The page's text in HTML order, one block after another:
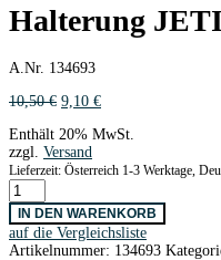
Halterung
A.Nr. 134693
10,50€ Ursprünglicher
war:
10,50 €
9,10 €Aktueller
ist:
Enthält 20% MwSt.
zzgl. Versand
Lieferzeit: Österreich 1-3 Werktage,
Halterung
JETI
R14
Menge
IN DEN WARENKORB
auf die Vergleichsliste
Artikelnummer: 134693